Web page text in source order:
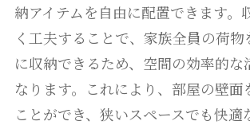
納アイテムを自由に配置できます。
く工夫することで、家族全員の荷物
に収納できるため、空間の効率的な
なります。これにより、部屋の壁面
ことができ、狭いスペースでも快適